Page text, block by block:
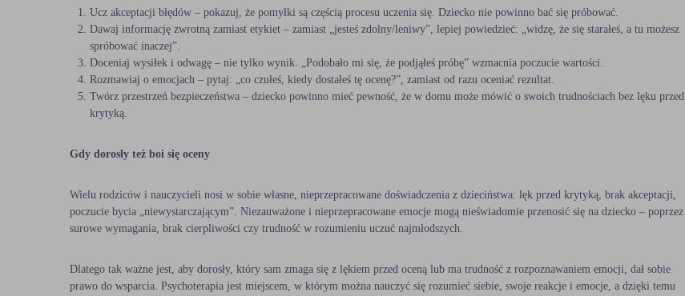
dr n. med. Adam Lewiński
lek. Patrycja Marcinkowska
lek. Agata Migacz
dr n. med. Maciej Migacz
lek. Tadeusz Nejman
mgr Iga Niesporek
dr n. med. Katarzyna Olszak-Wąsik
prof. dr hab. n. med. Karolina Sieroń
Ucz akceptacji błędów – pokazuj, że pomyłki są częścią procesu uczenia się. Dziecko nie powinno bać się próbować.
Dawaj informację zwrotną zamiast etykiet – zamiast „jesteś zdolny/leniwy”, lepiej powiedzieć: „widzę, że się starałeś, a tu możesz
spróbować inaczej”.
Doceniaj wysiłek i odwagę – nie tylko wynik. „Podobało mi się, że podjąłeś próbę” wzmacnia poczucie wartości.
Rozmawiaj o emocjach – pytaj: „co czułeś, kiedy dostałeś tę ocenę?”, zamiast od razu oceniać rezultat.
Twórz przestrzeń bezpieczeństwa – dziecko powinno mieć pewność, że w domu może mówić o swoich trudnościach bez lęku przed
krytyką.
Gdy dorosły też boi się oceny
Wielu rodziców i nauczycieli nosi w sobie własne, nieprzepracowane doświadczenia z dzieciństwa: lęk przed krytyką, brak akceptacji,
poczucie bycia „niewystarczającym”. Niezauważone i nieprzepracowane emocje mogą nieświadomie przenosić się na dziecko – poprzez
surowe wymagania, brak cierpliwości czy trudność w rozumieniu uczuć najmłodszych.
Dlatego tak ważne jest, aby dorosły, który sam zmaga się z lękiem przed oceną lub ma trudność z rozpoznawaniem emocji, dał sobie
prawo do wsparcia. Psychoterapia jest miejscem, w którym można nauczyć się rozumieć siebie, swoje reakcje i emocje, a dzięki temu